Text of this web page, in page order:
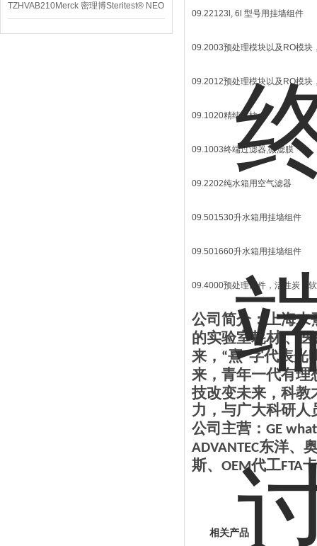
TZHVAB210Merck 密理博Steritest® NEO
设备
09.22123l, 6l 型号用挂墙组件
09.2003预处理模块以及RO模
09.2012预处理模块以及RO模块
09.1020精纯化柱
09.1003终端过滤器,微滤膜
09.2202纯水箱用空气滤器
09.501530升水箱用挂墙组件
09.501660升水箱用挂墙组件
09.4000预处理部件，活性炭，
公司简介：上海未
的实验室耗材 、
来， “熹"字代表光
来，青年一代有理
技改变未来，科教
力，与广大科研人
公司主营： GE
ADVANTEC东洋、
斯、 OEM代工FTA卡
相关产品